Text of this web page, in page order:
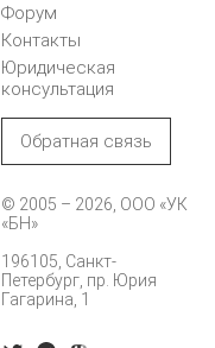
Форум
Контакты
Юридическая
консультация
Обратная связь
© 2005 – 2026, ООО «УК
«БН»
196105, Санкт-
Петербург, пр. Юрия
Гагарина, 1